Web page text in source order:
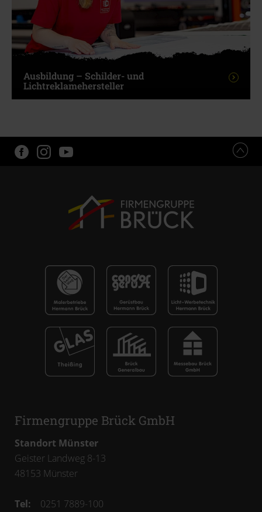
Ausbildung – Schilder- und
Lichtreklamehersteller
Firmengruppe Brück GmbH
Standort Münster
Geister Landweg 8-13
48153 Münster
Tel:
0251 7889-100